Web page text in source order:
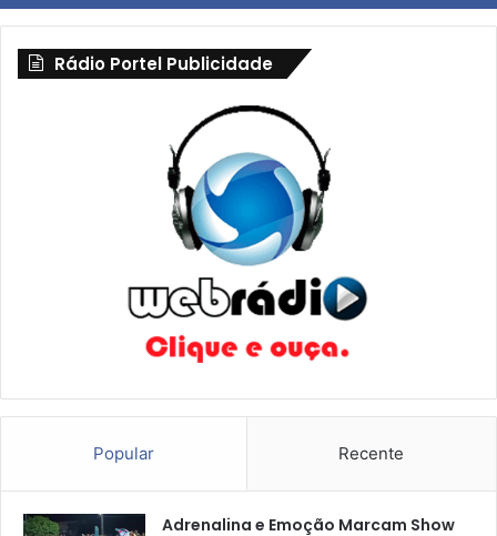
Rádio Portel Publicidade
Popular Recente
Adrenalina e Emoção Marcam Show